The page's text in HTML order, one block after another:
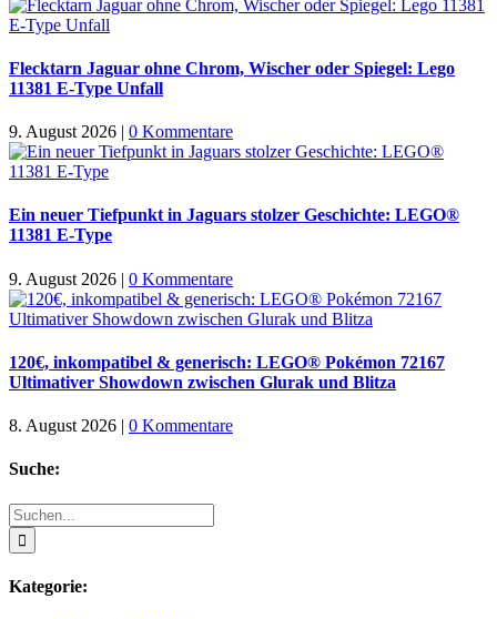
Flecktarn Jaguar ohne Chrom, Wischer oder Spiegel: Lego
11381 E-Type Unfall
9. August 2026 | 0 Kommentare
Ein neuer Tiefpunkt in Jaguars stolzer Geschichte: LEGO®
11381 E-Type
9. August 2026 | 0 Kommentare
120€, inkompatibel & generisch: LEGO® Pokémon 72167
Ultimativer Showdown zwischen Glurak und Blitza
8. August 2026 | 0 Kommentare
Suche:
Suche
nach:
Kategorie: